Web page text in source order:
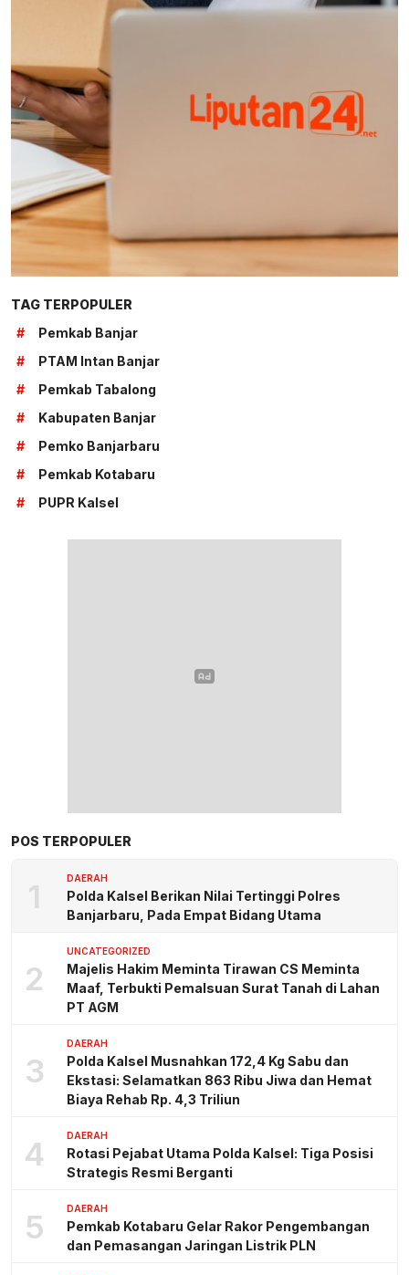
TAG TERPOPULER
#
Pemkab Banjar
#
PTAM Intan Banjar
#
Pemkab Tabalong
#
Kabupaten Banjar
#
Pemko Banjarbaru
#
Pemkab Kotabaru
#
PUPR Kalsel
POS TERPOPULER
1 DAERAH
Polda Kalsel Berikan Nilai Tertinggi Polres
Banjarbaru, Pada Empat Bidang Utama
2
UNCATEGORIZED
Majelis Hakim Meminta Tirawan CS Meminta
Maaf, Terbukti Pemalsuan Surat Tanah di Lahan
PT AGM
3
DAERAH
Polda Kalsel Musnahkan 172,4 Kg Sabu dan
Ekstasi: Selamatkan 863 Ribu Jiwa dan Hemat
Biaya Rehab Rp. 4,3 Triliun
4 DAERAH
Rotasi Pejabat Utama Polda Kalsel: Tiga Posisi
Strategis Resmi Berganti
5 DAERAH
Pemkab Kotabaru Gelar Rakor Pengembangan
dan Pemasangan Jaringan Listrik PLN